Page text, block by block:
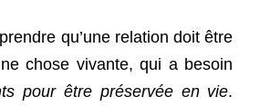
qu’une relation doit être
chose vivante, qui a besoin
pour être préservée en vie.